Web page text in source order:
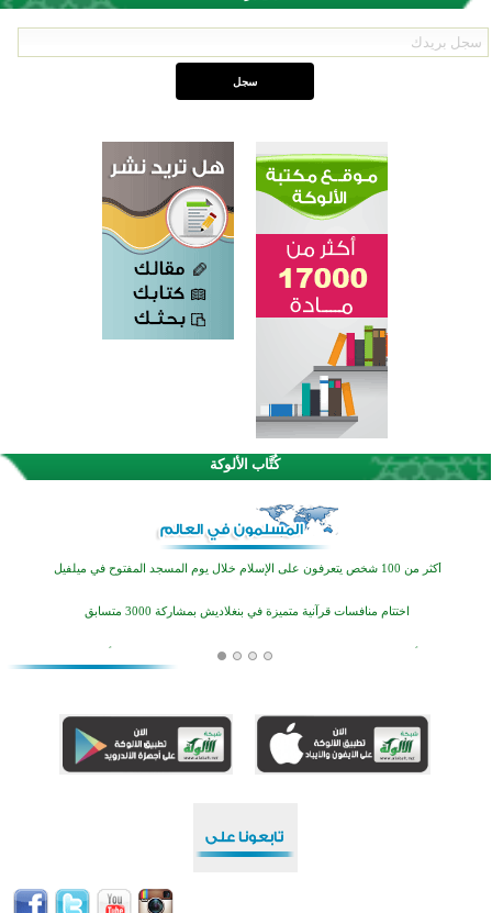
كُتَّاب الألوكة
القرآن والتربية في صدارة البرامج الصيفية للمسلمين في بينزا وساراتوف وموردوفيا هذا العام
اختتام الدورة التاسعة لمسابقة حفظ وتلاوة القرآن الكريم في أزناكاييف
أكثر من 100 شخص يتعرفون على الإسلام خلال يوم المسجد المفتوح في ميلفيل
اختتام منافسات قرآنية متميزة في بنغلاديش بمشاركة 3000 متسابق
منطقة ريبوفسي تحتفل بميلاد مسجد جديد في أجواء إيمانية مميزة